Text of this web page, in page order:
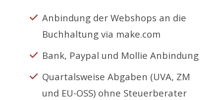
Anbindung der Webshops an die
Buchhaltung via make.com
Bank, Paypal und Mollie Anbindung
Quartalsweise Abgaben (UVA, ZM
und EU-OSS) ohne Steuerberater